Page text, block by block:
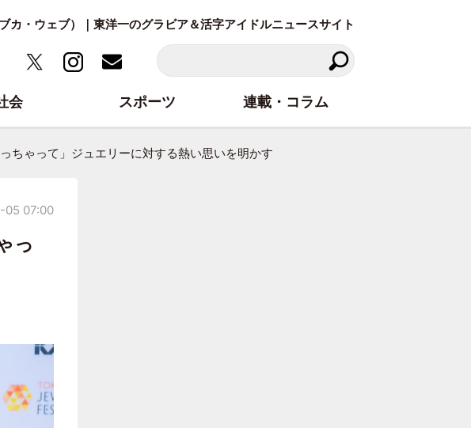
カ・ウェブ）｜東洋一のグラビア＆活字アイドルニュースサイト
ちゃって」ジュエリーに対する熱い思いを明かす
05 07:00
っ
会 スポーツ 連載・コラム